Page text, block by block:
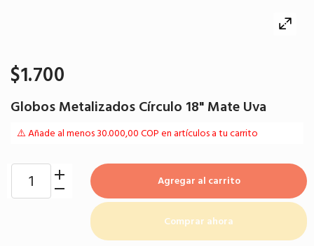
$1.700
Globos Metalizados Círculo 18" Mate Uva
⚠️ Añade al menos 30.000,00 COP en artículos a tu carrito
Agregar al carrito
Comprar ahora